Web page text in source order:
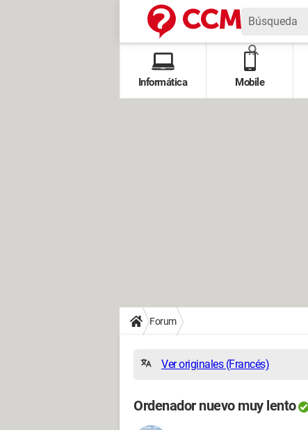
Informática Mobile
Forum
Ver originales (Francés)
Ordenador nuevo muy lento